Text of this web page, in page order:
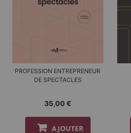
PROFESSION ENTREPRENEUR
DE SPECTACLES
35,00 €
AJOUTER